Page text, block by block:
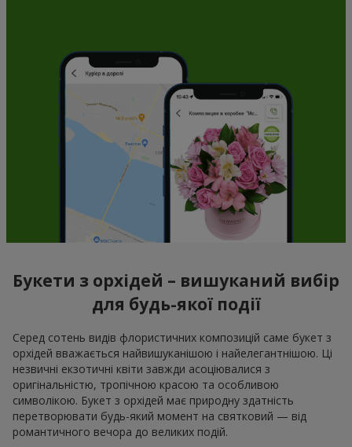
Букети з орхідей – вишуканий вибір
для будь-якої події
Серед сотень видів флористичних композицій саме букет з
орхідей вважається найвишуканішою і найелегантнішою. Ці
незвичні екзотичні квіти завжди асоціювалися з
оригінальністю, тропічною красою та особливою
символікою. Букет з орхідей має природну здатність
перетворювати будь-який момент на святковий — від
романтичного вечора до великих подій.